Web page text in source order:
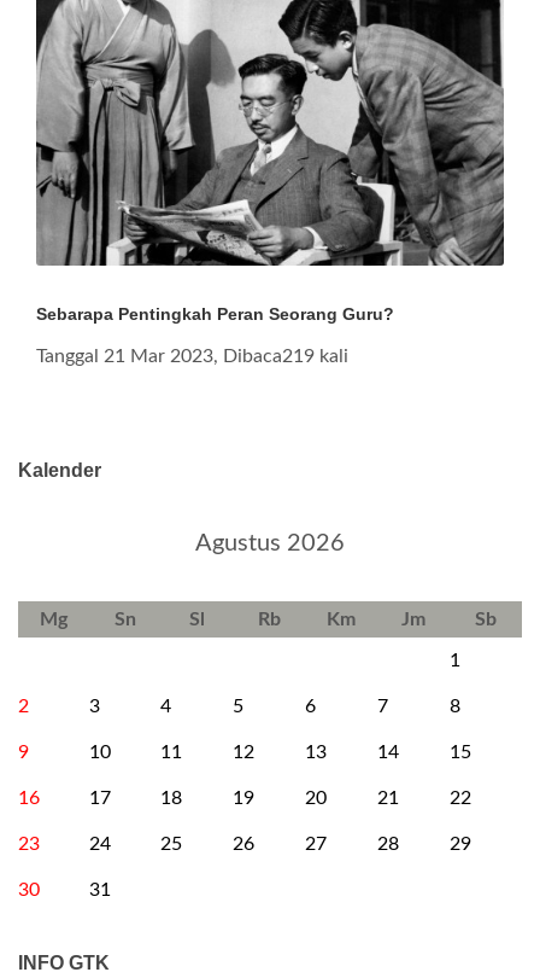
Sebarapa Pentingkah Peran Seorang Guru?
Tanggal 21 Mar 2023, Dibaca219 kali
Kalender
Agustus 2026
Mg Sn Sl Rb Km Jm Sb
1
2 3 4 5 6 7 8
9 10 11 12 13 14 15
16 17 18 19 20 21 22
23 24 25 26 27 28 29
30 31
INFO GTK